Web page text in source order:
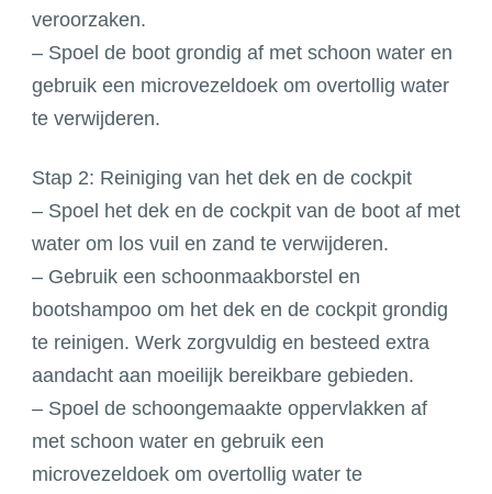
veroorzaken.
– Spoel de boot grondig af met schoon water en
gebruik een microvezeldoek om overtollig water
te verwijderen.
Stap 2: Reiniging van het dek en de cockpit
– Spoel het dek en de cockpit van de boot af met
water om los vuil en zand te verwijderen.
– Gebruik een schoonmaakborstel en
bootshampoo om het dek en de cockpit grondig
te reinigen. Werk zorgvuldig en besteed extra
aandacht aan moeilijk bereikbare gebieden.
– Spoel de schoongemaakte oppervlakken af
met schoon water en gebruik een
microvezeldoek om overtollig water te